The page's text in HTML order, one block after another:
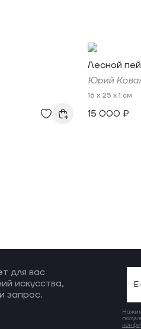
Лесной
Юрий
16 x 25 x 1 см
15 000 ₽
для вас
искусства,
запрос.